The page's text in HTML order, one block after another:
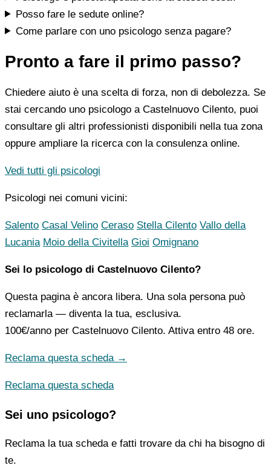
Posso fare le sedute online?
Come parlare con uno psicologo senza pagare?
Pronto a fare il primo passo?
Chiedere aiuto è una scelta di forza, non di debolezza. Se
stai cercando uno psicologo a Castelnuovo Cilento, puoi
consultare gli altri professionisti disponibili nella tua zona
oppure ampliare la ricerca con la consulenza online.
Vedi tutti gli psicologi
Psicologi nei comuni vicini:
Salento Casal Velino Ceraso Stella Cilento Vallo della
Lucania Moio della Civitella Gioi Omignano
Sei lo psicologo di Castelnuovo Cilento?
Questa pagina è ancora libera. Una sola persona può
reclamarla — diventa la tua, esclusiva.
100€/anno per Castelnuovo Cilento. Attiva entro 48 ore.
Reclama questa scheda →
Reclama questa scheda
Sei uno psicologo?
Reclama la tua scheda e fatti trovare da chi ha bisogno di
te.